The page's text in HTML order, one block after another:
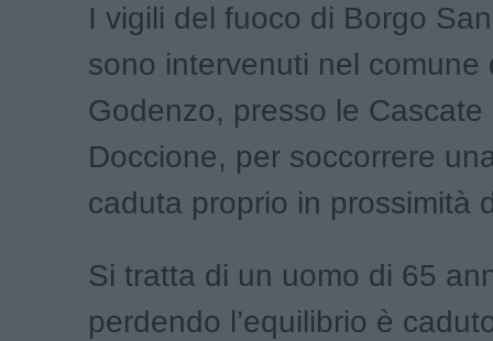
I vigili del fuoco di Borgo
sono intervenuti nel comune
Godenzo, presso le Cascate
Doccione, per soccorrere
caduta proprio in prossimità
Si tratta di un uomo di 65
perdendo l’equilibrio è